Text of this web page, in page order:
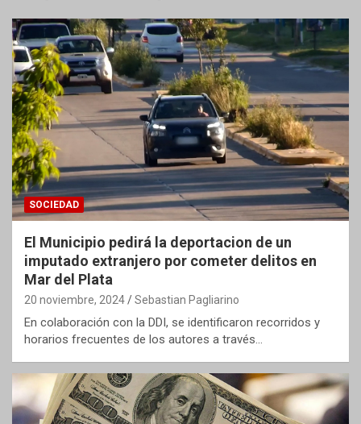
SOCIEDAD
El Municipio pedirá la deportacion de un
imputado extranjero por cometer delitos en
Mar del Plata
20 noviembre, 2024 Sebastian Pagliarino
En colaboración con la DDI, se identificaron recorridos y
horarios frecuentes de los autores a través…